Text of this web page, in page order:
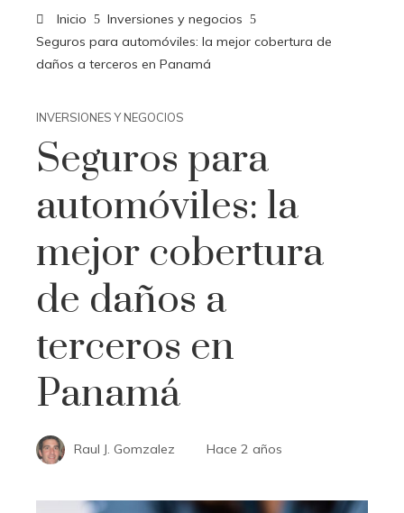
Inicio
Inversiones y negocios
Seguros para automóviles: la mejor cobertura de
daños a terceros en Panamá
INVERSIONES Y NEGOCIOS
Seguros para
automóviles: la
mejor cobertura
de daños a
terceros en
Panamá
Raul J. Gomzalez Hace 2 años